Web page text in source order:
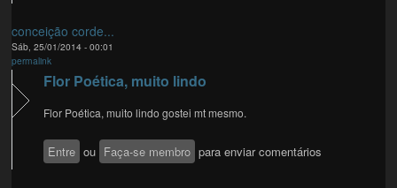
conceição corde...
Sáb, 25/01/2014 - 00:01
permalink
Flor Poética, muito lindo
Flor Poética, muito lindo gostei mt mesmo.
Entre ou Faça-se membro para enviar comentários